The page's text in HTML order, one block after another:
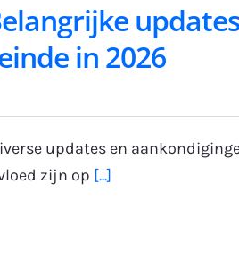
in 2026
updates en
zijn op [...]